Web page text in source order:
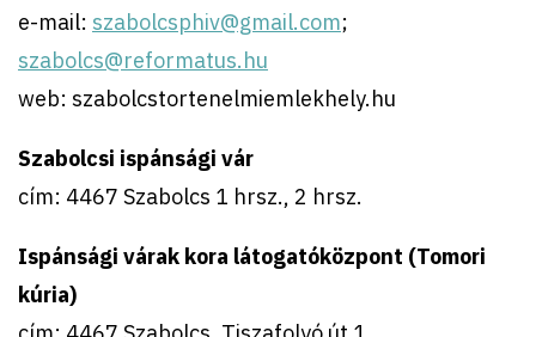
e-mail: szabolcsphiv@gmail.com;
szabolcs@reformatus.hu
web: szabolcstortenelmiemlekhely.hu
Szabolcsi ispánsági vár
cím: 4467 Szabolcs 1 hrsz., 2 hrsz.
Ispánsági várak kora látogatóközpont (Tomori
kúria)